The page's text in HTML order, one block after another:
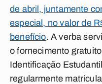
de abril, juntamente
especial, no valor de
benefício. A verba
o fornecimento
Identificação
regularmente